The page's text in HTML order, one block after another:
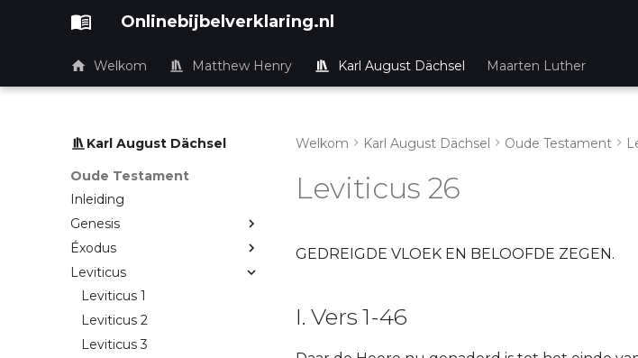
Onlinebijbelverklaring.nl
Welkom Matthew Henry Karl August Dächsel Maarten Luther
Karl August Dächsel
Oude Testament
Inleiding
Genesis
Éxodus
Leviticus
Leviticus 1
Leviticus 2
Leviticus 3
Welkom Karl August Dächsel Oude Testament
Leviticus 26
GEDREIGDE VLOEK EN BELOOFDE ZEGEN.
I. Vers 1-46